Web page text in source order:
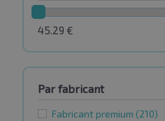
45.29 €
Par fabricant
Fabricant premium (210)